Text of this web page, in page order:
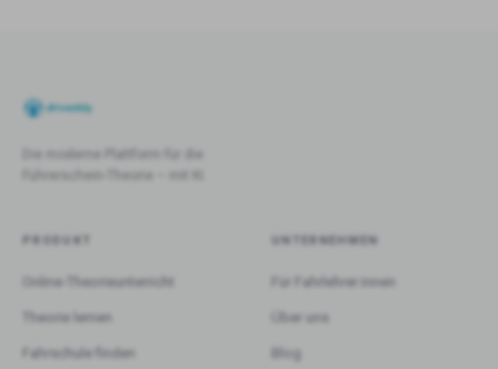
PRODUKT
Online-Theorieunterricht
Theorie lernen
Fahrschule finden
UNTERNEHMEN
Für Fahrlehrer:innen
Über uns
Blog